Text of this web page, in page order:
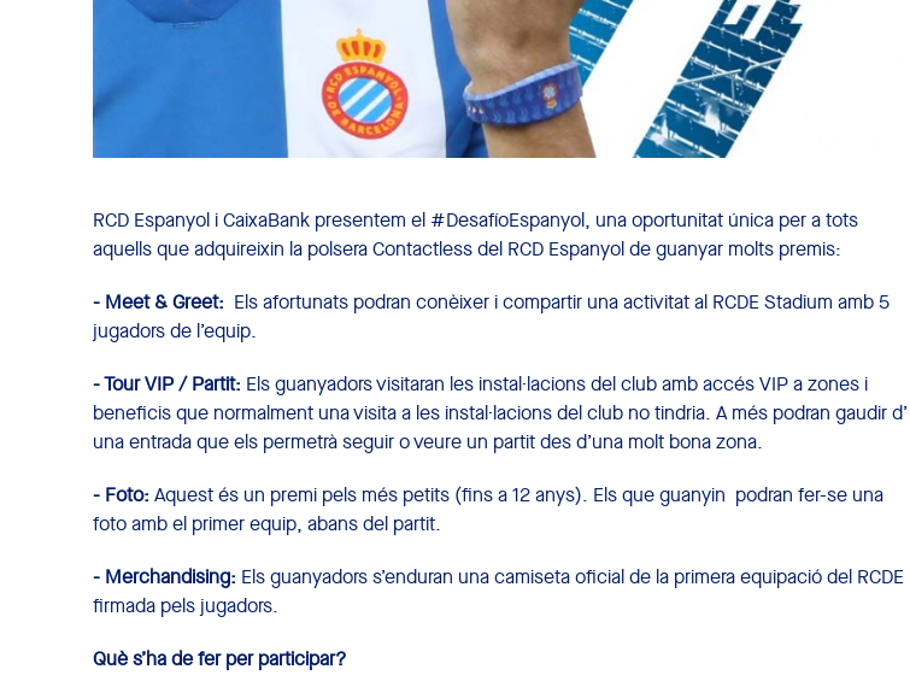
RCD Espanyol i CaixaBank presentem el #DesafíoEspanyol, una oportunitat única per a tots
aquells que adquireixin la polsera Contactless del RCD Espanyol de guanyar molts premis:
- Meet & Greet: Els afortunats podran conèixer i compartir una activitat al RCDE Stadium amb 5
jugadors de l’equip.
- Tour VIP / Partit: Els guanyadors visitaran les instal·lacions del club amb accés VIP a zones i
beneficis que normalment una visita a les instal·lacions del club no tindria. A més podran gaudir d’
una entrada que els permetrà seguir o veure un partit des d’una molt bona zona.
- Foto: Aquest és un premi pels més petits (fins a 12 anys). Els que guanyin podran fer-se una
foto amb el primer equip, abans del partit.
- Merchandising: Els guanyadors s’enduran una camiseta oficial de la primera equipació del RCDE
firmada pels jugadors.
Què s’ha de fer per participar?